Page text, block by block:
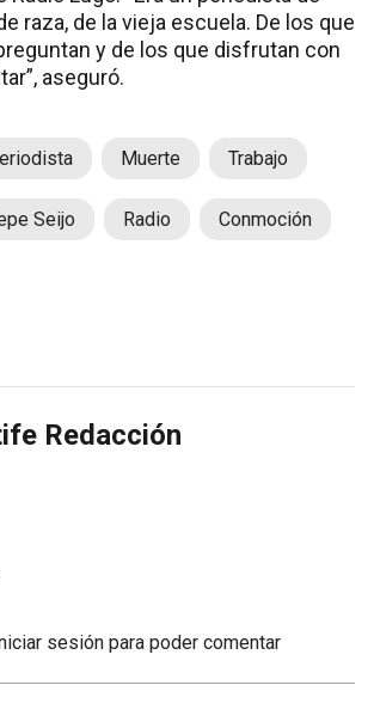
raza, de la vieja escuela. De los que
y de los que disfrutan con
aseguró.
Muerte Trabajo
Seijo Radio Conmoción
Redacción
sesión para poder comentar